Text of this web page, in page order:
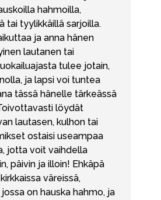
hahmoilla,
tai tyylikkäillä sarjoilla.
ja anna hänen
lautanen tai
tulee jotain,
ja lapsi voi tuntea
tässä hänelle tärkeässä
löydät
lautasen, kulhon tai
ostaisi useampaa
jotta voit vaihdella
päivin ja illoin! Ehkäpä
väreissä,
on hauska hahmo, ja